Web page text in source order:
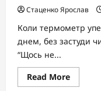
Стаценко Ярослав
Коли термометр
днем, без застуди
“Щось не...
Read MoreRead
more